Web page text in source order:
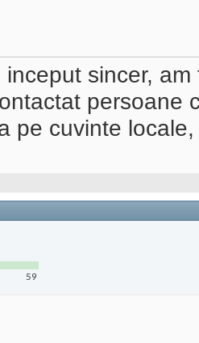
inceput sincer,
persoane
pe cuvinte
59